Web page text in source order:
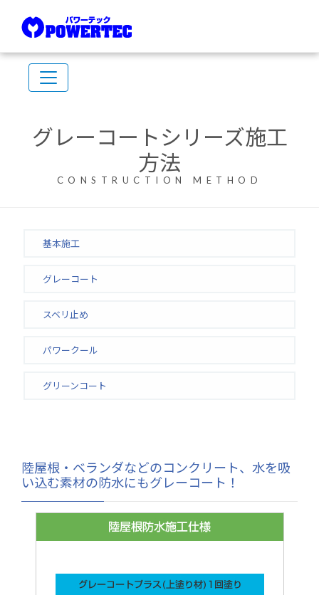
グレーコートシリーズ施工
方法
CONSTRUCTION METHOD
基本施工
グレーコート
スベリ止め
パワークール
グリーンコート
陸屋根・ベランダなどのコンクリート、水を吸
い込む素材の防水にもグレーコート！